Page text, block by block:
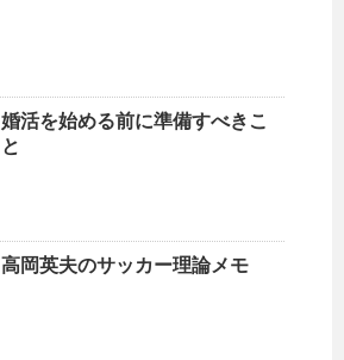
婚活を始める前に準備すべきこ
と
高岡英夫のサッカー理論メモ